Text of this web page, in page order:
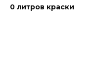
0 литров краски